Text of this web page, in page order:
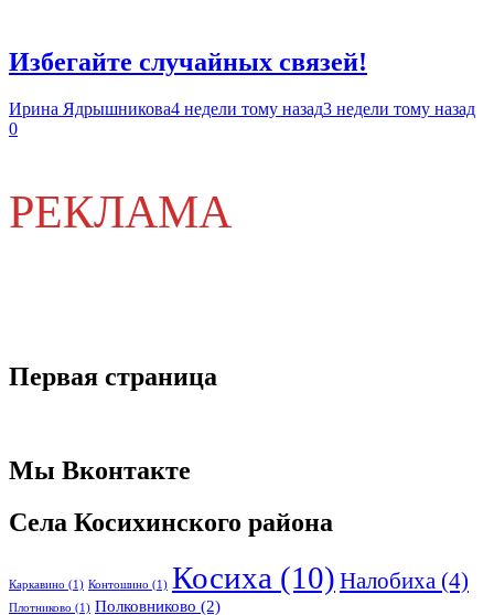
Избегайте случайных связей!
Ирина Ядрышникова4 недели тому назад3 недели тому назад
0
РЕКЛАМА
Первая страница
Мы Вконтакте
Села Косихинского района
Каркавино (1) Контошино (1) Косиха (10) Налобиха (4)
Плотниково (1) Полковниково (2)